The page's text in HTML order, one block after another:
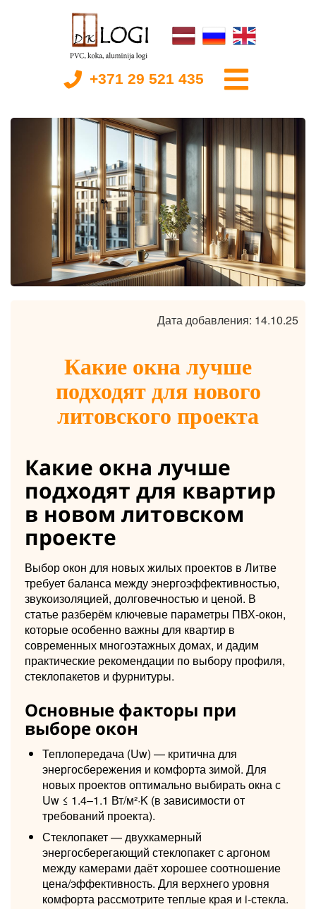
+371 29 521 435
Дата добавления: 14.10.25
Какие окна лучше
подходят для нового
литовского проекта
Какие окна лучше
подходят для квартир
в новом литовском
проекте
Выбор окон для новых жилых проектов в Литве
требует баланса между энергоэффективностью,
звукоизоляцией, долговечностью и ценой. В
статье разберём ключевые параметры ПВХ-окон,
которые особенно важны для квартир в
современных многоэтажных домах, и дадим
практические рекомендации по выбору профиля,
стеклопакетов и фурнитуры.
Основные факторы при
выборе окон
Теплопередача (Uw) — критична для
энергосбережения и комфорта зимой. Для
новых проектов оптимально выбирать окна с
Uw ≤ 1.4–1.1 Вт/м²·K (в зависимости от
требований проекта).
Стеклопакет — двухкамерный
энергосберегающий стеклопакет с аргоном
между камерами даёт хорошее соотношение
цена/эффективность. Для верхнего уровня
комфорта рассмотрите теплые края и i-стекла.